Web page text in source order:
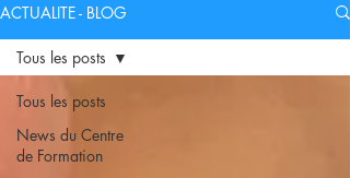
ACTUALITE - BLOG
Tous les posts
News du Centre
de Formation
Tous les posts